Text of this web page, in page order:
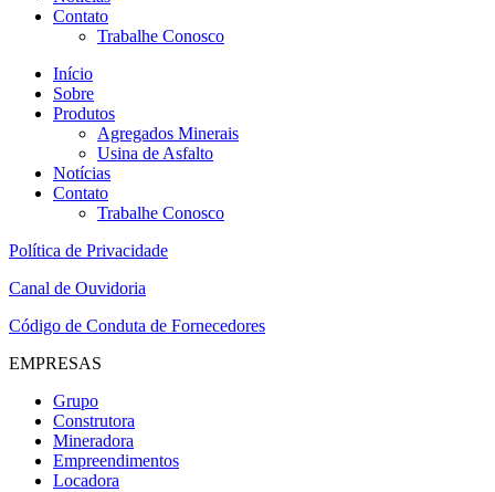
Contato
Trabalhe Conosco
Início
Sobre
Produtos
Agregados Minerais
Usina de Asfalto
Notícias
Contato
Trabalhe Conosco
Política de Privacidade
Canal de Ouvidoria
Código de Conduta de Fornecedores
EMPRESAS
Grupo
Construtora
Mineradora
Empreendimentos
Locadora